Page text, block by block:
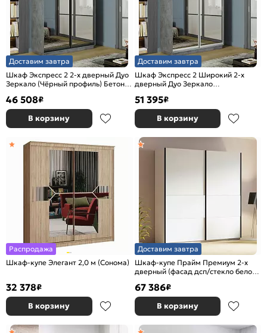
Доставим завтра
Шкаф Экспресс 2 2-х дверный Дуо
Зеркало (Чёрный профиль) Бетон
46 508₽
В корзину
Доставим завтра
Шкаф Экспресс 2 Широкий 2-х
дверный Дуо Зеркало
1800*2400*600
51 395₽
В корзину
Распродажа
Шкаф-купе Элегант 2,0 м (Сонома)
32 378₽
В корзину
Доставим завтра
Шкаф-купе Прайм Премиум 2-х
дверный (фасад дсп/стекло белое)
67 386₽
В корзину